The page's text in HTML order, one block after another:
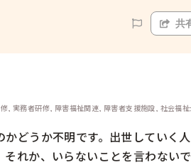
共
, 実務者研修, 障害福祉関連, 障害者支援施設, 社会福祉
どうか不明です。出世していく
れか、いらないことを言わない